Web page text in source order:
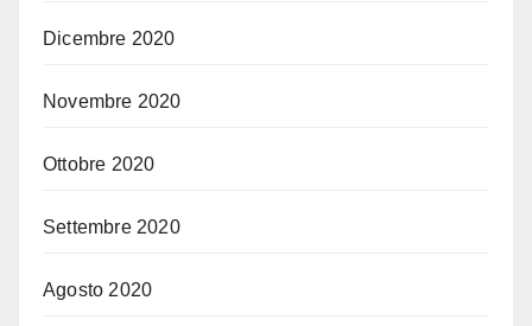
Dicembre 2020
Novembre 2020
Ottobre 2020
Settembre 2020
Agosto 2020